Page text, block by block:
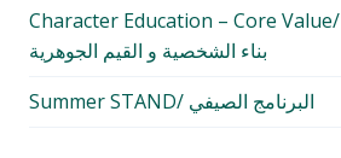
Character Education – Core Value/
بناء الشخصية و القيم الجوهرية
Summer STAND/ البرنامج الصيفي